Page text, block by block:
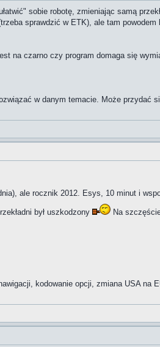
sobie robotę, zmieniając samą
sprawdzić w ETK), ale tam
na czarno czy program domaga się
w danym temacie. Może przydać
ale rocznik 2012. Esys, 10 minut i
był uszkodzony Na
kodowanie opcji, zmiana USA na